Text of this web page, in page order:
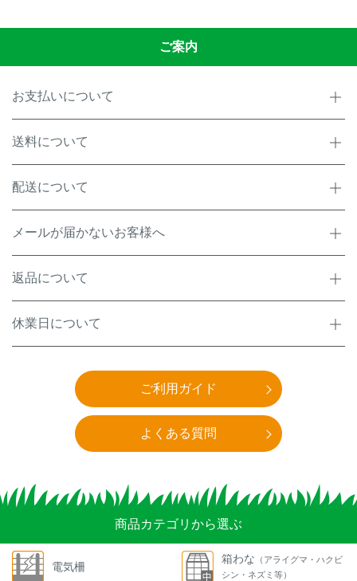
ご案内
お支払いについて
送料について
配送について
メールが届かないお客様へ
返品について
休業日について
ご利用ガイド
よくある質問
商品カテゴリから選ぶ
電気柵
箱わな （アライグマ・ハクビ
シン・ネズミ等）